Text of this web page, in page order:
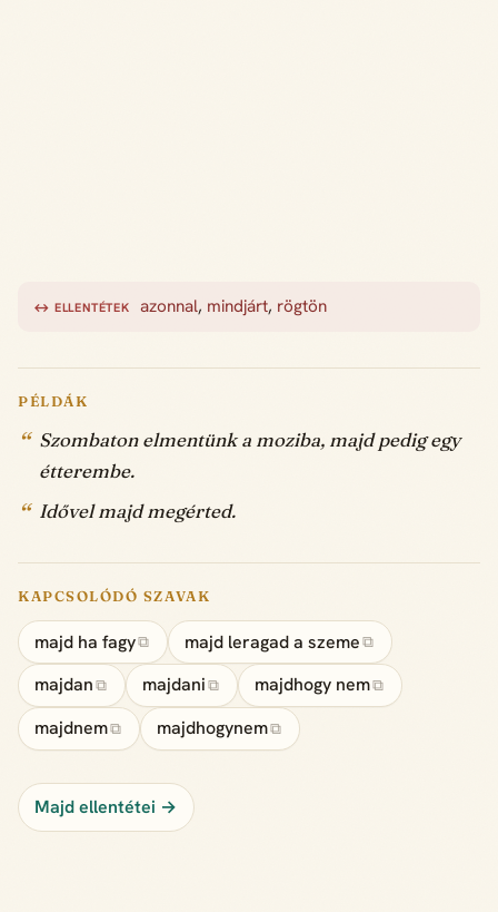
↔ ELLENTÉTEK azonnal, mindjárt, rögtön
PÉLDÁK
Szombaton elmentünk a moziba, majd pedig egy
étterembe.
Idővel majd megérted.
KAPCSOLÓDÓ SZAVAK
majd ha fagy⧉ majd leragad a szeme ⧉
majdan ⧉ majdani ⧉ majdhogy nem⧉
majdnem⧉ majdhogynem⧉
Majd ellentétei →